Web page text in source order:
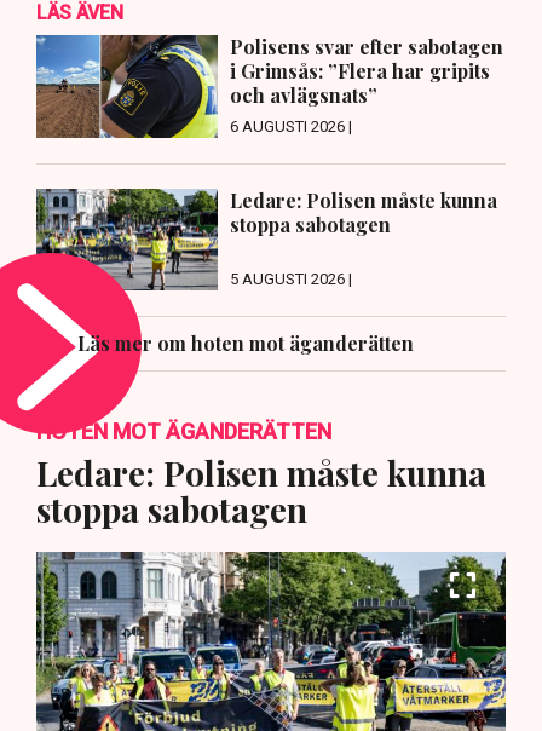
LÄS ÄVEN
Polisens svar efter sabotagen
i Grimsås: ”Flera har gripits
och avlägsnats”
6 AUGUSTI 2026 |
Ledare: Polisen måste kunna
stoppa sabotagen
5 AUGUSTI 2026 |
Läs mer om hoten mot äganderätten
HOTEN MOT ÄGANDERÄTTEN
Ledare: Polisen måste kunna
stoppa sabotagen